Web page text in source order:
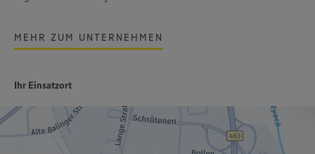
MEHR ZUM UNTERNEHMEN
Ihr Einsatzort